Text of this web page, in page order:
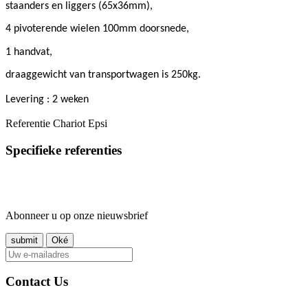
staanders en liggers (65x36mm),
4 pivoterende wielen 100mm doorsnede,
1 handvat,
draaggewicht van transportwagen is 250kg.
Levering : 2 weken
Referentie Chariot Epsi
Specifieke referenties
Abonneer u op onze nieuwsbrief
Contact Us